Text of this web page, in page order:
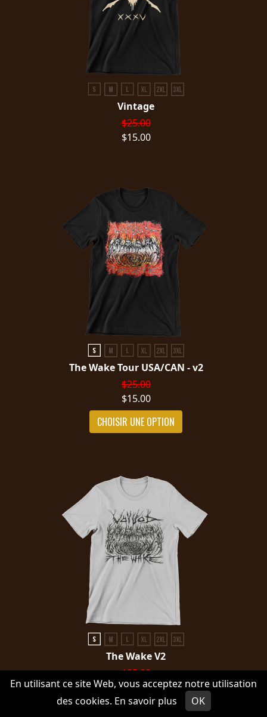
En utilisant ce site Web, vous acceptez notre utilisation
des cookies. En savoir plus OK
Vintage
$25.00
$15.00
The Wake Tour USA/CAN - v2
$25.00
$15.00
CHOISIR UNE OPTION
The Wake V2
$25.00
$15.00
CHOISIR UNE OPTION